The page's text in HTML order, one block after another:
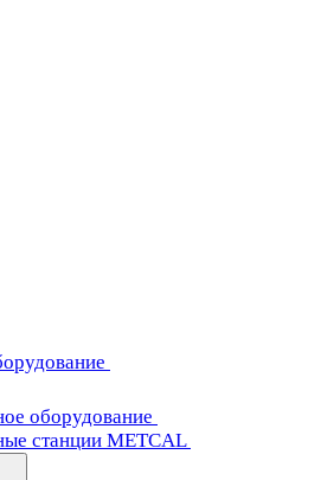
оборудование
станции METCAL